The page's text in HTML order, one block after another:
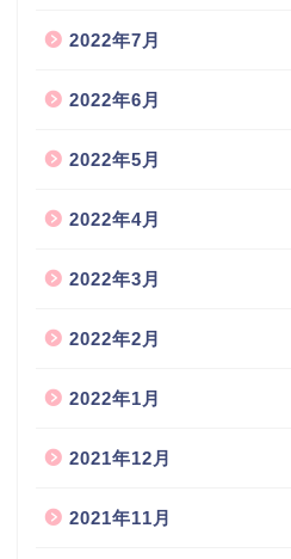
2022年7月
2022年6月
2022年5月
2022年4月
2022年3月
2022年2月
2022年1月
2021年12月
2021年11月